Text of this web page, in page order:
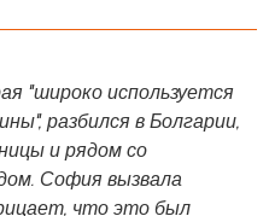
"широко используется
разбился в Болгарии,
и рядом со
София вызвала
что это был